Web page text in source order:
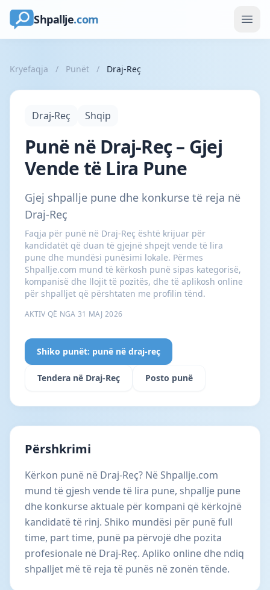
Shpallje.com
Kryefaqja / Punët / Draj-Reç
Draj-Reç Shqip
Punë në Draj-Reç – Gjej
Vende të Lira Pune
Gjej shpallje pune dhe konkurse të reja në
Draj-Reç
Faqja për punë në Draj-Reç është krijuar për
kandidatët që duan të gjejnë shpejt vende të lira
pune dhe mundësi punësimi lokale. Përmes
Shpallje.com mund të kërkosh punë sipas kategorisë,
kompanisë dhe llojit të pozitës, dhe të aplikosh online
për shpalljet që përshtaten me profilin tënd.
AKTIV QË NGA 31 MAJ 2026
Shiko punët: punë në draj-reç
Tendera në Draj-Reç Posto punë
Përshkrimi
Kërkon punë në Draj-Reç? Në Shpallje.com
mund të gjesh vende të lira pune, shpallje pune
dhe konkurse aktuale për kompani që kërkojnë
kandidatë të rinj. Shiko mundësi për punë full
time, part time, punë pa përvojë dhe pozita
profesionale në Draj-Reç. Apliko online dhe ndiq
shpalljet më të reja të punës në zonën tënde.